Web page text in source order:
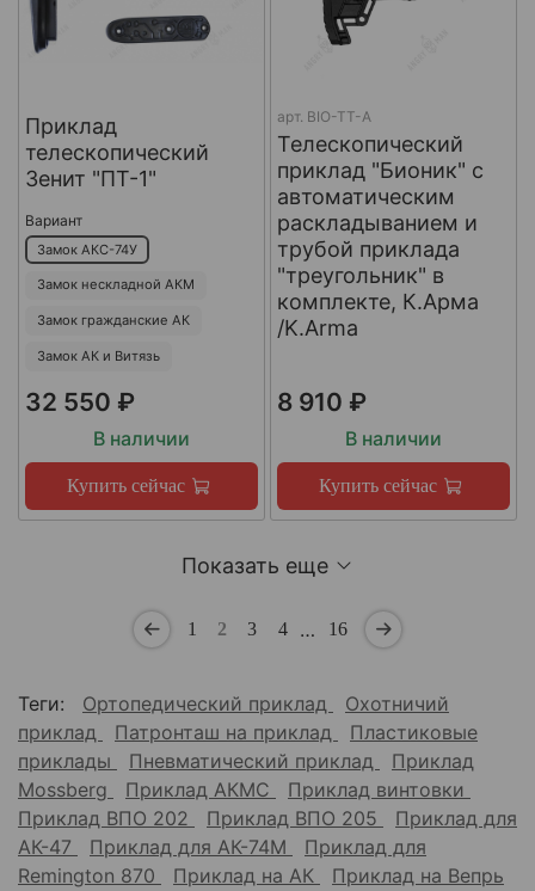
Приклад
телескопический
Зенит "ПТ-1"
Вариант
Замок АКС-74У
Замок нескладной АКМ
Замок гражданские АК
Замок АК и Витязь
32 550 ₽
В наличии
Купить сейчас
арт. BIO-TT-A
Телескопический
приклад "Бионик" с
автоматическим
раскладыванием и
трубой приклада
"треугольник" в
комплекте, К.Арма
/K.Arma
8 910 ₽
В наличии
Купить сейчас
Показать еще
1 2 3 4 … 16
Теги: Ортопедический приклад
Охотничий
приклад
Патронташ на приклад
Пластиковые
приклады
Пневматический приклад
Приклад
Mossberg
Приклад АКМС
Приклад винтовки
Приклад ВПО 202
Приклад ВПО 205
Приклад для
АК-47
Приклад для АК-74М
Приклад для
Remington 870
Приклад на АК
Приклад на Вепрь